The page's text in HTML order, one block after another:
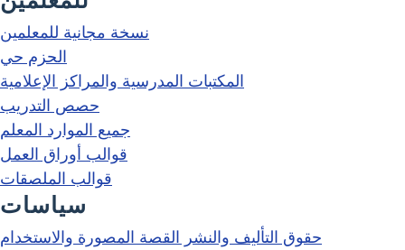
نسخة مجانية للمعلمين
الحزم حي
المكتبات المدرسية والمراكز الإعلامية
حصص التدريب
جميع الموارد المعلم
قوالب أوراق العمل
قوالب الملصقات
سياسات
حقوق التأليف والنشر القصة المصورة والاستخدام